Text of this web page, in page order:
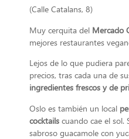
(Calle Catalans, 8)
Muy cerquita del Mercado
mejores restaurantes
Lejos de lo que pudiera
precios, tras cada una de
ingredientes frescos y de
Oslo es también un local
cocktails cuando cae el sol.
sabroso guacamole con